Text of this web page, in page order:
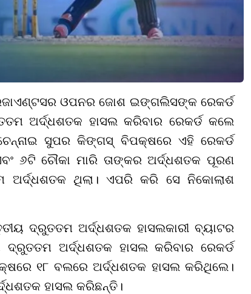
ଓପନର ଜୋଶ ଇଙ୍ଗଲିସଙ୍କ ରେକର୍ଡ
ଅର୍ଦ୍ଧଶତକ ହାସଲ କରିବାର ରେକର୍ଡ କଲେ
ସୁପର କିଙ୍ଗସ୍ ବିପକ୍ଷରେ ଏହି ରେକର୍ଡ
୬ଟି ଚୌକା ମାରି ତାଙ୍କର ଅର୍ଦ୍ଧଶତକ ପୂରଣ
ଅର୍ଦ୍ଧଶତକ ଥିଲା। ଏପରି କରି ସେ ନିକୋଲାଶ
ଦ୍ରୁତତମ ଅର୍ଦ୍ଧଶତକ ହାସଲକାରୀ ବ୍ୟାଟର
ଅର୍ଦ୍ଧଶତକ ହାସଲ କରିବାର ରେକର୍ଡ
୧୮ ବଲରେ ଅର୍ଦ୍ଧଶତକ ହାସଲ କରିଥିଲେ।
ହାସଲ କରିଛନ୍ତି।